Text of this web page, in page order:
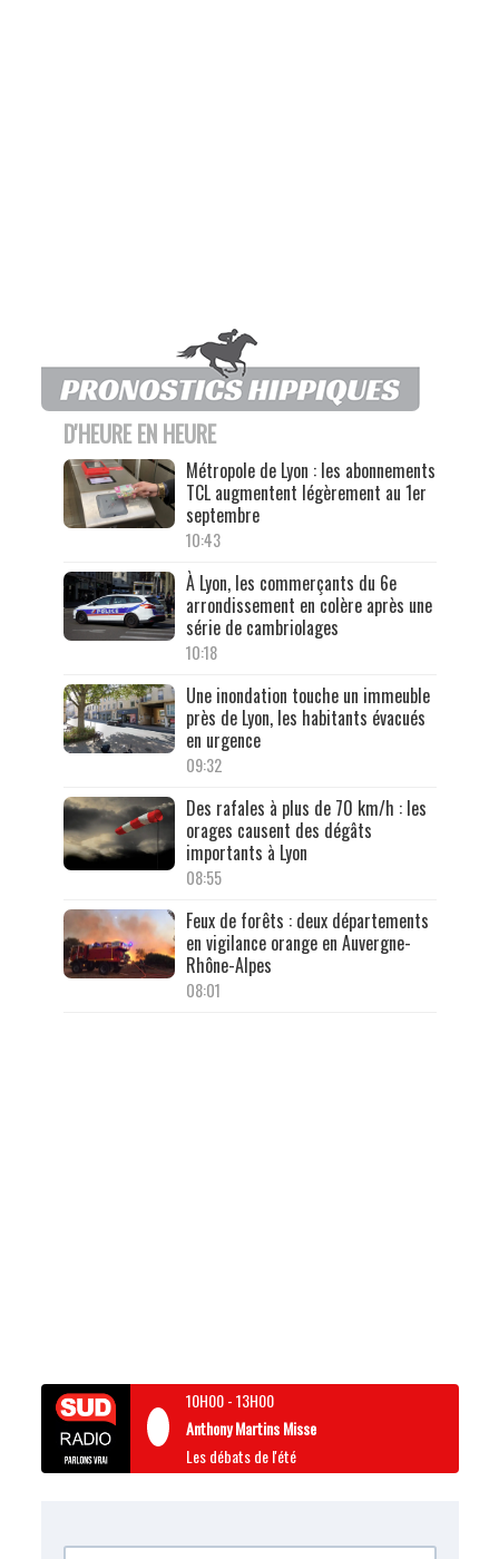
D'HEURE EN HEURE
Métropole de Lyon : les abonnements
TCL augmentent légèrement au 1er
septembre
10:43
À Lyon, les commerçants du 6e
arrondissement en colère après une
série de cambriolages
10:18
Une inondation touche un immeuble
près de Lyon, les habitants évacués
en urgence
09:32
Des rafales à plus de 70 km/h : les
orages causent des dégâts
importants à Lyon
08:55
Feux de forêts : deux départements
en vigilance orange en Auvergne-
Rhône-Alpes
08:01
10H00-13H00
Anthony Martins Misse
Les débats de l'été